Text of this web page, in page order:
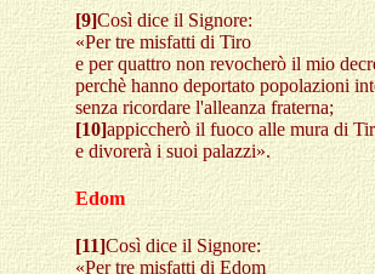
[9]Così dice il Signore:
«Per tre misfatti di Tiro
e per quattro non revocherò il mio
perchè hanno deportato popolazioni
senza ricordare l'alleanza fraterna;
[10]appiccherò il fuoco alle mura di
e divorerà i suoi palazzi».
Edom
[11]Così dice il Signore:
«Per tre misfatti di Edom